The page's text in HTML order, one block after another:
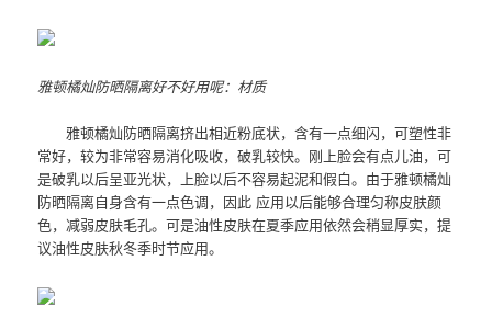
雅顿橘灿防晒隔离好不好用呢：材质
雅顿橘灿防晒隔离挤出相近粉底状，含有一点细闪，可塑性非
常好，较为非常容易消化吸收，破乳较快。刚上脸会有点儿油，可
是破乳以后呈亚光状，上脸以后不容易起泥和假白。由于雅顿橘灿
防晒隔离自身含有一点色调，因此 应用以后能够合理匀称皮肤颜
色，减弱皮肤毛孔。可是油性皮肤在夏季应用依然会稍显厚实，提
议油性皮肤秋冬季时节应用。